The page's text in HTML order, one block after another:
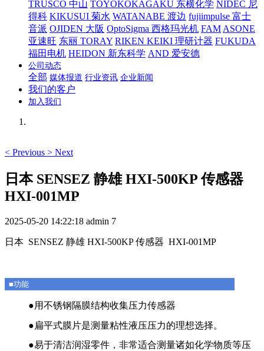
TRUSCO 中山 TOYOKOKAGAKU 东横化学 NIDEC 尼
得科 KIKUSUI 菊水 WATANABE 渡边 fujiimpulse 富士
音派 OJIDEN 大阪 OptoSigma 西格玛光机 FAM ASONE
亚速旺 东丽 TORAY RIKEN KEIKI 理研计器 FUKUDA
福田电机 HEIDON 新东科学 AND 爱安德
公司动态
全部 媒体报道 行业资讯 企业新闻
我们的客户
加入我们
< Previous > Next
日本 SENSEZ 静雄 HXI-500KP 传感器
HXI-001MP
2025-05-20 14:22:18 admin 7
日本 SENSEZ 静雄 HXI-500KP 传感器 HXI-001MP
■功能
●用不锈钢隔膜结构收集压力传感器
●扁平式膜片是测量粘性液压压力的理想选择。
●易于清洁润湿零件，非常适合测量诸如化学物质等压